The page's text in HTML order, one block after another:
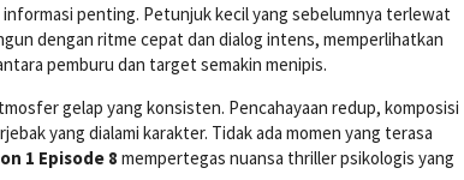
penting. Petunjuk kecil yang sebelumnya terlewat
dengan ritme cepat dan dialog intens, memperlihatkan
pemburu dan target semakin menipis.
gelap yang konsisten. Pencahayaan redup, komposisi
yang dialami karakter. Tidak ada momen yang terasa
1 Episode 8 mempertegas nuansa thriller psikologis yang